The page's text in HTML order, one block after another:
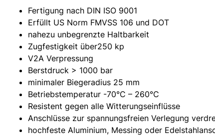
Fertigung nach DIN ISO 9001
Erfüllt US Norm FMVSS 106 und DOT
nahezu unbegrenzte Haltbarkeit
Zugfestigkeit über250 kp
V2A Verpressung
Berstdruck > 1000 bar
minimaler Biegeradius 25 mm
Betriebstemperatur -70°C – 260°C
Resistent gegen alle Witterungseinflüsse
Anschlüsse zur spannungsfreien Verlegung
hochfeste Aluminium, Messing oder